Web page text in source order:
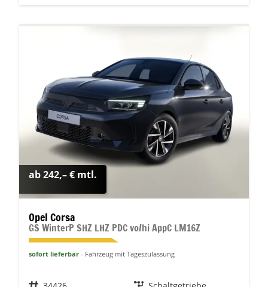
ab 242,– € mtl.
Opel Corsa
GS WinterP SHZ LHZ PDC vo/hi AppC LM16Z
sofort lieferbar Fahrzeug mit Tageszulassung